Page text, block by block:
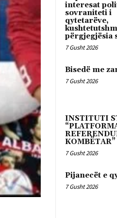
interesat
sovraniteti i
qytetarëve,
përgjegjësia
7 Gusht 2026
Bisedë me
7 Gusht 2026
INSTITUTI
7 Gusht 2026
Pijanecët e
7 Gusht 2026